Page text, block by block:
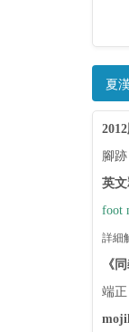
夏
腳跡
英
foot
詳細
《
端正